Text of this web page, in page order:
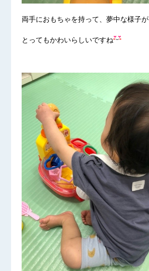
両手におもちゃを持って、夢中な様子が
とってもかわいらしいですね